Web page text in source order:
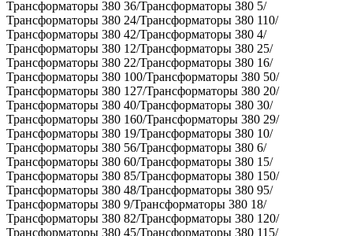
Трансформаторы 380 36/Трансформаторы 380 5/
Трансформаторы 380 24/Трансформаторы 380 110/
Трансформаторы 380 42/Трансформаторы 380 4/
Трансформаторы 380 12/Трансформаторы 380 25/
Трансформаторы 380 22/Трансформаторы 380 16/
Трансформаторы 380 100/Трансформаторы 380 50/
Трансформаторы 380 127/Трансформаторы 380 20/
Трансформаторы 380 40/Трансформаторы 380 30/
Трансформаторы 380 160/Трансформаторы 380 29/
Трансформаторы 380 19/Трансформаторы 380 10/
Трансформаторы 380 56/Трансформаторы 380 6/
Трансформаторы 380 60/Трансформаторы 380 15/
Трансформаторы 380 85/Трансформаторы 380 150/
Трансформаторы 380 48/Трансформаторы 380 95/
Трансформаторы 380 9/Трансформаторы 380 18/
Трансформаторы 380 82/Трансформаторы 380 120/
Трансформаторы 380 45/Трансформаторы 380 115/